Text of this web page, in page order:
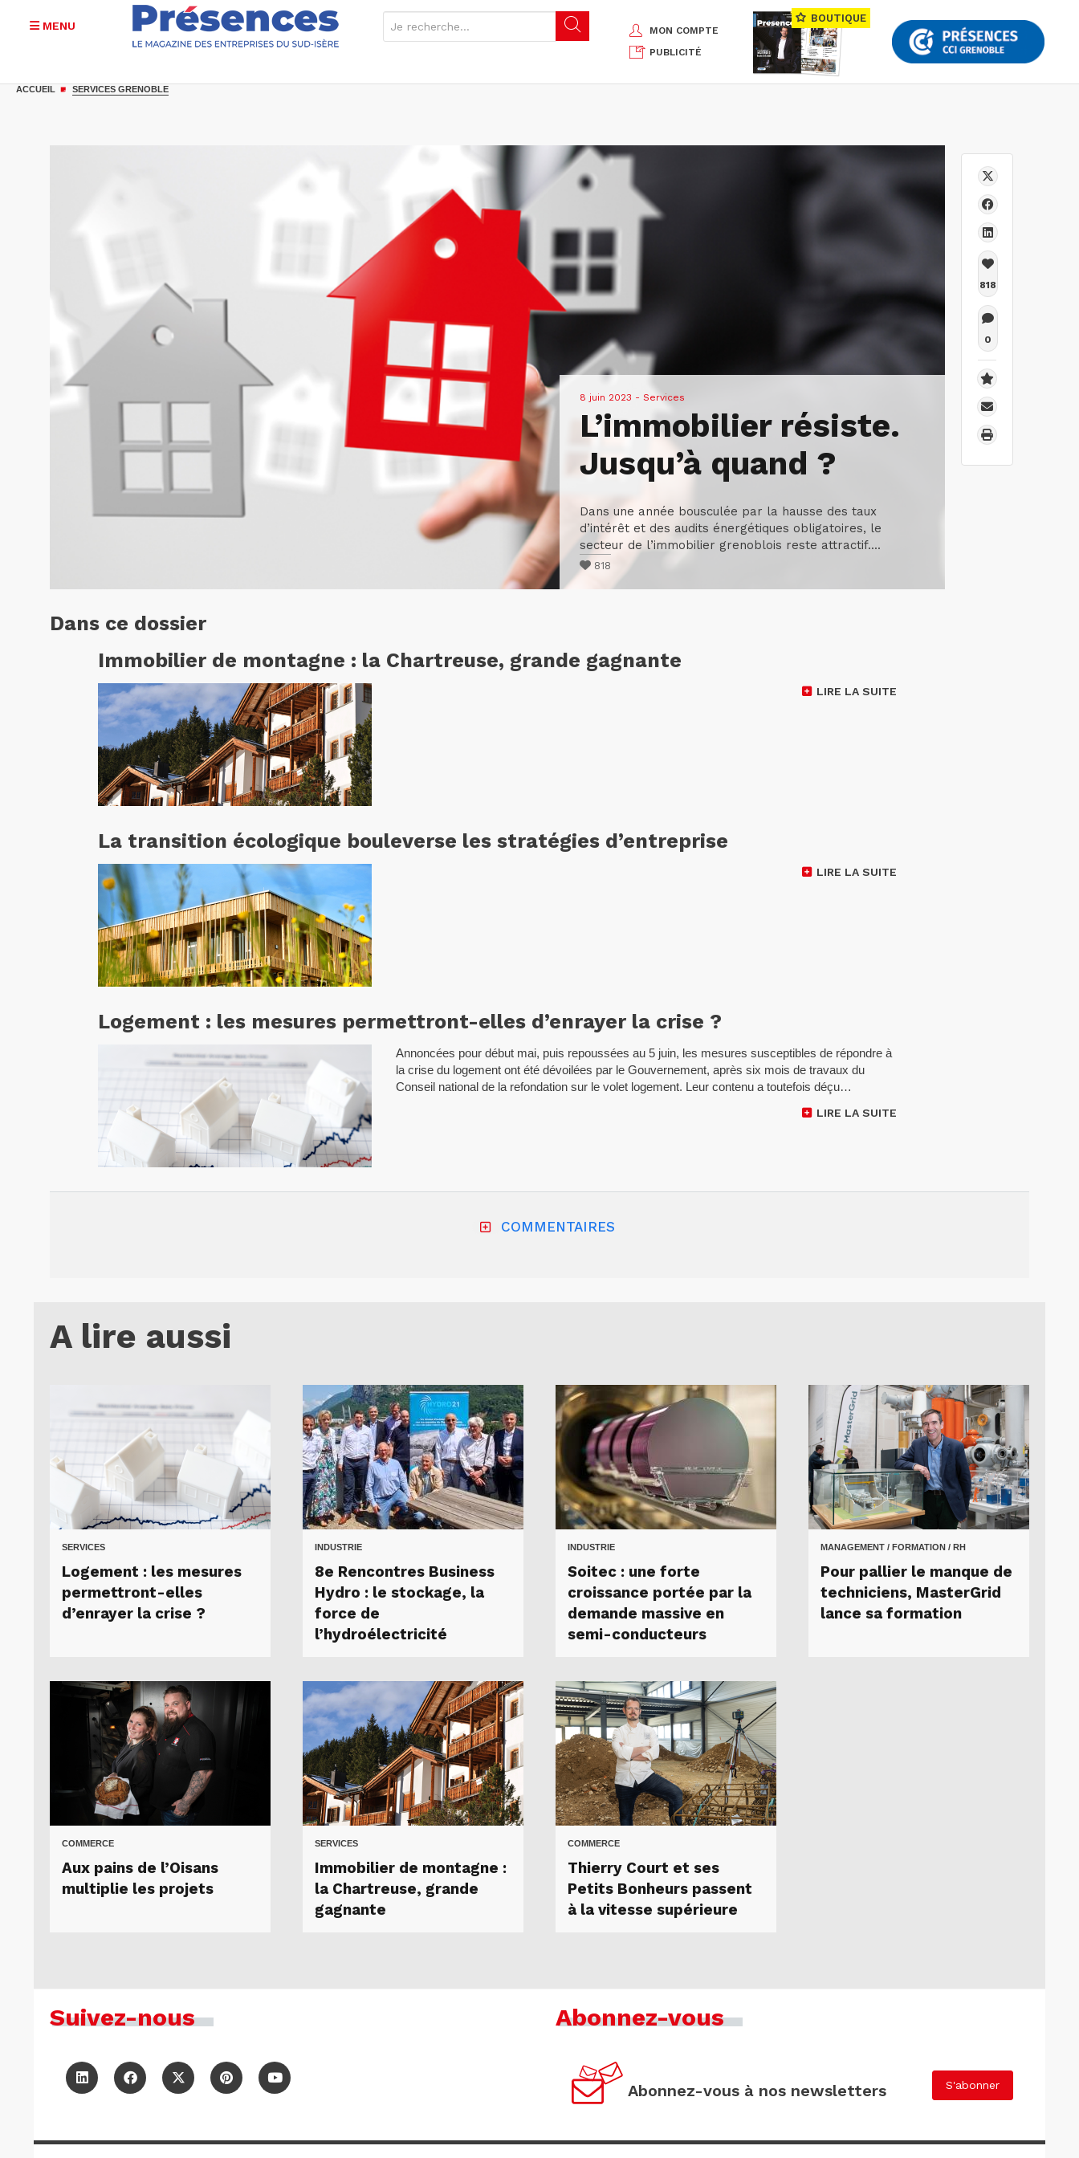
MENU
MON COMPTE
PUBLICITÉ
BOUTIQUE
ACCUEIL SERVICES GRENOBLE
8 juin 2023 - Services
L’immobilier résiste.
Jusqu’à quand ?
Dans une année bousculée par la hausse des taux
d’intérêt et des audits énergétiques obligatoires, le
secteur de l’immobilier grenoblois reste attractif....
818
Dans ce dossier
Immobilier de montagne : la Chartreuse, grande gagnante
LIRE LA SUITE
La transition écologique bouleverse les stratégies d’entreprise
LIRE LA SUITE
Logement : les mesures permettront-elles d’enrayer la crise ?
Annoncées pour début mai, puis repoussées au 5 juin, les mesures susceptibles de répondre à
la crise du logement ont été dévoilées par le Gouvernement, après six mois de travaux du
Conseil national de la refondation sur le volet logement. Leur contenu a toutefois déçu…
LIRE LA SUITE
COMMENTAIRES
818
0
A lire aussi
SERVICES
Logement : les mesures
permettront-elles
d’enrayer la crise ?
INDUSTRIE
8e Rencontres Business
Hydro : le stockage, la
force de
l’hydroélectricité
INDUSTRIE
Soitec : une forte
croissance portée par la
demande massive en
semi-conducteurs
MANAGEMENT / FORMATION / RH
Pour pallier le manque de
techniciens, MasterGrid
lance sa formation
COMMERCE
Aux pains de l’Oisans
multiplie les projets
SERVICES
Immobilier de montagne :
la Chartreuse, grande
gagnante
COMMERCE
Thierry Court et ses
Petits Bonheurs passent
à la vitesse supérieure
Suivez-nous Abonnez-vous
Abonnez-vous à nos newsletters S'abonner